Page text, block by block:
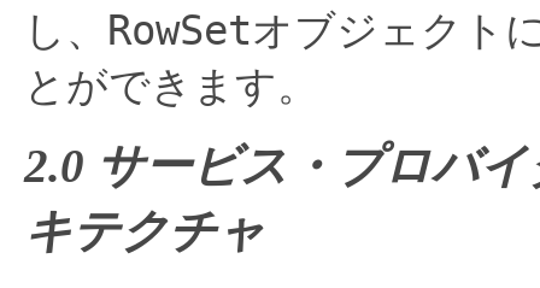
し、 RowSetオブジェクト
とができます。
2.0 サービス・プロバ
キテクチャ